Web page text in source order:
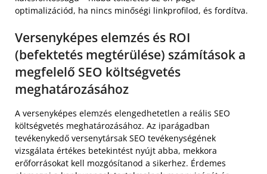
optimalizációd, ha nincs minőségi linkprofilod, és fordítva.
Versenyképes elemzés és ROI
(befektetés megtérülése) számítások a
megfelelő SEO költségvetés
meghatározásához
A versenyképes elemzés elengedhetetlen a reális SEO
költségvetés meghatározásához. Az iparágadban
tevékenykedő versenytársak SEO tevékenységének
vizsgálata értékes betekintést nyújt abba, mekkora
erőforrásokat kell mozgósítanod a sikerhez. Érdemes